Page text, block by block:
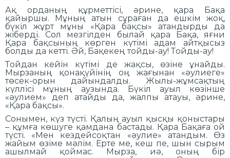
Ақ орданың құрметтісі, әрине, қара Бақа
қайыршы. Мұның атын сұраған да ешкім жоқ,
бүкіл жұрт мұны «Қара бақсы» атандырды да
жіберді. Сол мезгілден былай қара Бақа, яғни
Қара бақсының көрген күтімі адам айтқысыз
болды да кетті. Әй, Бақекең тойды-ау! Тойды-ау!
Тойдан кейін күтімі де жақсы, өзіне ұнайды.
Мырзаның қонақүйінің оң жағынан «әулиеге»
төсек-орын дайындалды. Жылы-жұмсақтың
күллісі мұның аузында. Бүкіл ауыл көзінше
«әулием» деп атайды да, жалпы атауы, әрине,
«Қара бақсы».
Сонымен, күз түсті. Қалың ауыл қысқы қоныстары
– құмға көшуге қамдана бастады. Қара Бақаға ой
түсті. «Мен кездейсоқтан «әулие» атандым. Өз
жайым өзіме мәлім. Ерте ме, кеш пе, шын сырым
ашылмай қоймас. Мырза, иә, оның бір